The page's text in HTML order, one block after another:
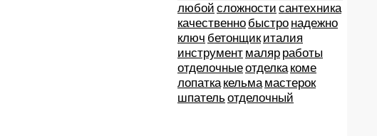
любой сложности сантехника
качественно быстро надежно
ключ бетонщик италия
инструмент маляр работы
отделочныеотделка коме
лопатка кельма мастерок
шпательотделочный